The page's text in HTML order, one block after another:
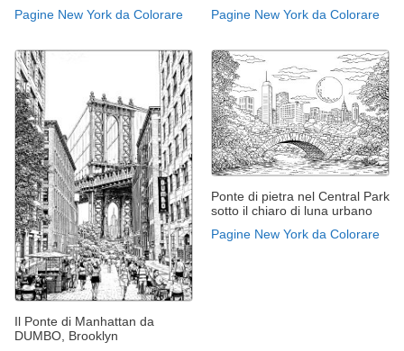
Pagine New York da Colorare
Pagine New York da Colorare
Il Ponte di Manhattan da
DUMBO, Brooklyn
Ponte di pietra nel Central Park
sotto il chiaro di luna urbano
Pagine New York da Colorare